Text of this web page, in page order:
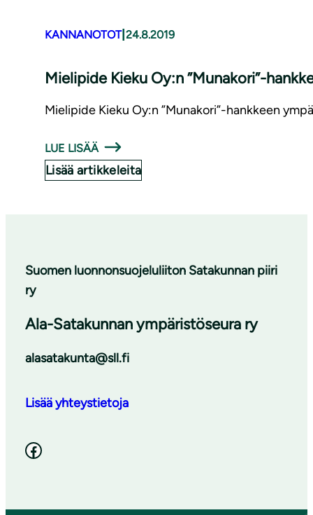
KANNANOTOT| 24.8.2019
Mielipide Kieku Oy:n ”Munakori”-
Mielipide Kieku Oy:n ”Munakori”-hankkeen
LUE LISÄÄ
Lisää artikkeleita
Suomen luonnonsuojeluliiton Satakunnan piiri
ry
Ala-Satakunnan ympäristöseura ry
alasatakunta@sll.fi
Lisää yhteystietoja
Facebook